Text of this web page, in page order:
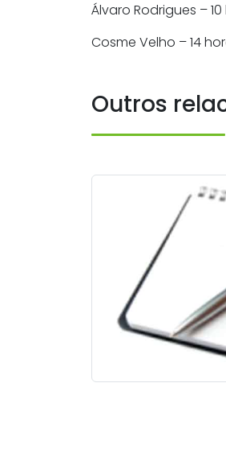
Álvaro Rodrigues –
Cosme Velho – 14
Outros